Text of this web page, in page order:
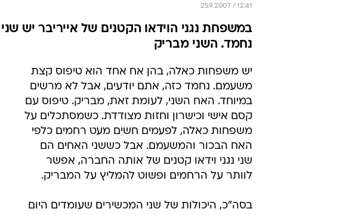
25.9.2007 / 12:41
במשפחת נגני הוידאו הקטנים של אייריבר יש
נחמד. השני מבריק
יש משפחות כאלה, בהן אח אחד הוא טיפוס קצת
משעמם. נחמד כזה, אתם יודעים, אבל לא מרשים
במיוחד. האח השני, לעומת זאת, מבריק. טיפוס עם
קסם אישי וכישרון וחזות מצודדת. כשמסתכלים על
משפחות כאלה, לפעמים חשים מעט רחמים כלפי
האח הבכור והמשעמם. אבל כששני האחים הם
שני נגני וידאו קטנים של אותה החברה, אפשר
לוותר על הרחמים ופשוט להמליץ על המבריק.
בסה"כ, היכולות של שני המכשירים שעומדים היום